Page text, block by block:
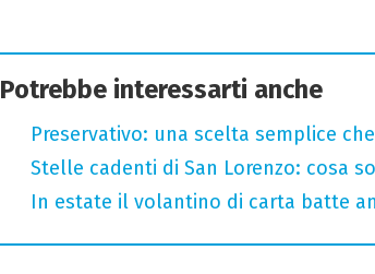
Potrebbe interessarti anche
Preservativo: una scelta semplice
Stelle cadenti di San Lorenzo: cosa
In estate il volantino di carta batte